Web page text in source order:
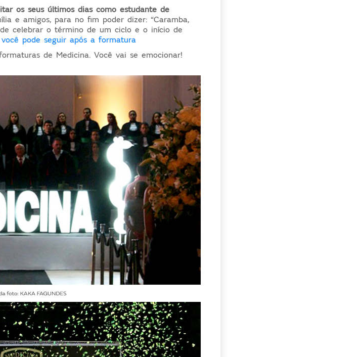
os seus últimos dias como estudante de
e amigos, para no fim poder dizer: “Caramba,
celebrar o término de um ciclo e o início de
pode seguir após a formatura
de Medicina. Você vai se emocionar!